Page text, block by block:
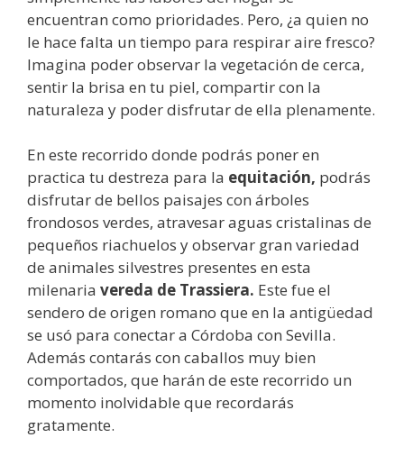
encuentran como prioridades. Pero, ¿a quien no
le hace falta un tiempo para respirar aire fresco?
Imagina poder observar la vegetación de cerca,
sentir la brisa en tu piel, compartir con la
naturaleza y poder disfrutar de ella plenamente.
En este recorrido donde podrás poner en
practica tu destreza para la equitación, podrás
disfrutar de bellos paisajes con árboles
frondosos verdes, atravesar aguas cristalinas de
pequeños riachuelos y observar gran variedad
de animales silvestres presentes en esta
milenaria vereda de Trassiera. Este fue el
sendero de origen romano que en la antigüedad
se usó para conectar a Córdoba con Sevilla.
Además contarás con caballos muy bien
comportados, que harán de este recorrido un
momento inolvidable que recordarás
gratamente.